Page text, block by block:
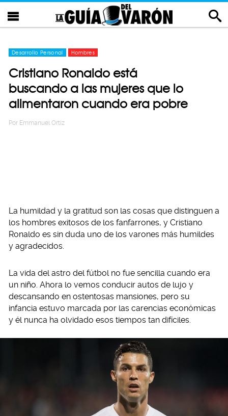
Desarrollo Personal Hombres
Cristiano Ronaldo está
buscando a las mujeres que lo
alimentaron cuando era pobre
Por Emmanuel Ortiz
La humildad y la gratitud son las cosas que distinguen a
los hombres exitosos de los fanfarrones, y Cristiano
Ronaldo es sin duda uno de los varones más humildes
y agradecidos.
La vida del astro del fútbol no fue sencilla cuando era
un niño. Ahora lo vemos conducir autos de lujo y
descansando en ostentosas mansiones, pero su
infancia estuvo marcada por las carencias económicas
y él nunca ha olvidado esos tiempos tan difíciles.